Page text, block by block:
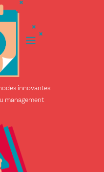
innovantes
management